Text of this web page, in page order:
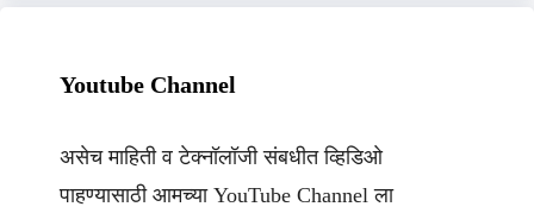
Youtube Channel
असेच माहिती व टेक्नॉलॉजी संबधीत व्हिडिओ
पाहण्यासाठी आमच्या YouTube Channel ला